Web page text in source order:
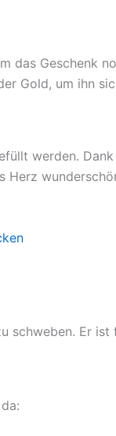
das Geschenk
Gold, um ihn
werden.
schweben. Er